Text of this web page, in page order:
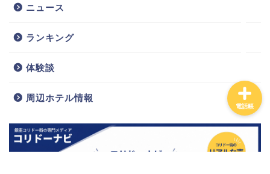
ニュース
ランキング
体験談
周辺ホテル情報
電話帳